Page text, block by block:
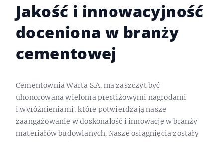
Jakość i innowacyjność
doceniona w branży
cementowej
Cementownia Warta S.A. ma zaszczyt być
uhonorowana wieloma prestiżowymi nagrodami
i wyróżnieniami, które potwierdzają nasze
zaangażowanie w doskonałość i innowację w branży
materiałów budowlanych. Nasze osiągnięcia zostały